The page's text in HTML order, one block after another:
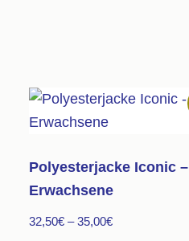
Polyesterjacke Iconic –
Erwachsene
32,50€ –35,00€